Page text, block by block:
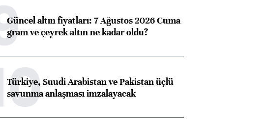
Güncel altın fiyatları: 7 Ağustos 2026 Cuma
gram ve çeyrek altın ne kadar oldu?
Türkiye, Suudi Arabistan ve Pakistan üçlü
savunma anlaşması imzalayacak